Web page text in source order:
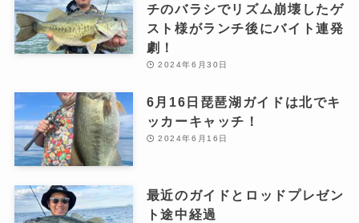
チのバラシでリズム崩壊したゲ
スト様がランチ後にバイト連発
劇！
2024年6月30日
6月16日琵琶湖ガイドは北でキ
ッカーキャッチ！
2024年6月16日
最近のガイドとロッドプレゼン
ト途中経過